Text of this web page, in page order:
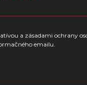
a zásadami
emailu.